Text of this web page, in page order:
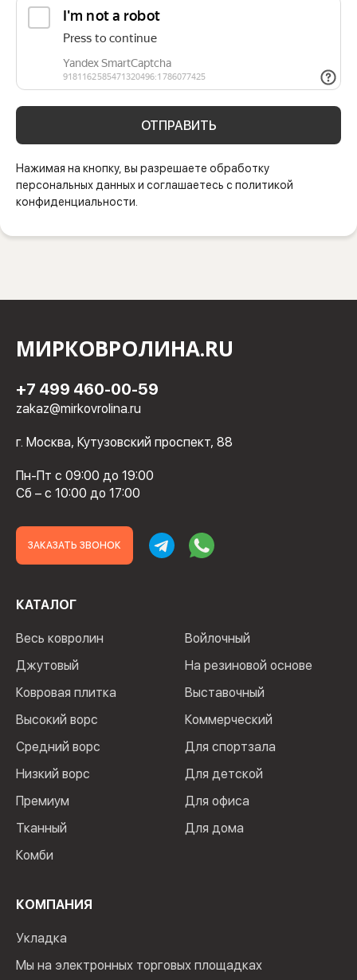
ОТПРАВИТЬ
Нажимая на кнопку, вы разрешаете обработку
персональных данных и соглашаетесь с политикой
конфиденциальности.
МИРКОВРОЛИНА.RU
+7 499 460-00-59
zakaz@mirkovrolina.ru
г. Москва, Кутузовский проспект, 88
Пн-Пт с 09:00 до 19:00
Сб – с 10:00 до 17:00
ЗАКАЗАТЬ ЗВОНОК
КАТАЛОГ
Весь ковролин
Джутовый
Ковровая плитка
Высокий ворс
Средний ворс
Низкий ворс
Премиум
Тканный
Комби
Войлочный
На резиновой основе
Выставочный
Коммерческий
Для спортзала
Для детской
Для офиса
Для дома
КОМПАНИЯ
Укладка
Мы на электронных торговых площадках